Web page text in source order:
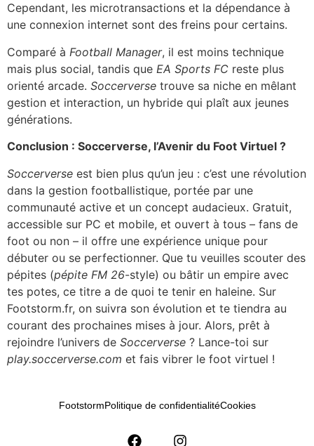
Cependant, les microtransactions et la dépendance à
une connexion internet sont des freins pour certains.
Comparé à Football Manager, il est moins technique
mais plus social, tandis que EA Sports FC reste plus
orienté arcade. Soccerverse trouve sa niche en mêlant
gestion et interaction, un hybride qui plaît aux jeunes
générations.
Conclusion : Soccerverse, l’Avenir du Foot Virtuel ?
Soccerverse est bien plus qu’un jeu : c’est une révolution
dans la gestion footballistique, portée par une
communauté active et un concept audacieux. Gratuit,
accessible sur PC et mobile, et ouvert à tous – fans de
foot ou non – il offre une expérience unique pour
débuter ou se perfectionner. Que tu veuilles scouter des
pépites (pépite FM 26-style) ou bâtir un empire avec
tes potes, ce titre a de quoi te tenir en haleine. Sur
Footstorm.fr, on suivra son évolution et te tiendra au
courant des prochaines mises à jour. Alors, prêt à
rejoindre l’univers de Soccerverse ? Lance-toi sur
play.soccerverse.com et fais vibrer le foot virtuel !
FootstormPolitique de confidentialitéCookies